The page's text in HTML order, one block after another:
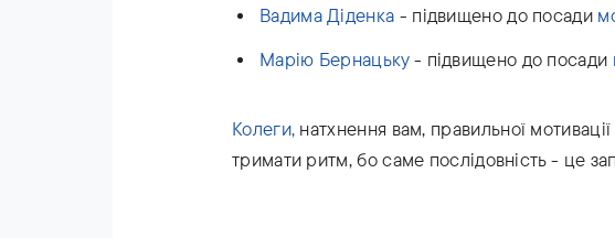
Вадима Діденка - підвищено до посади
Марію Бернацьку- підвищено до посади
Колеги, натхнення вам, правильної
тримати ритм, бо саме послідовність - це